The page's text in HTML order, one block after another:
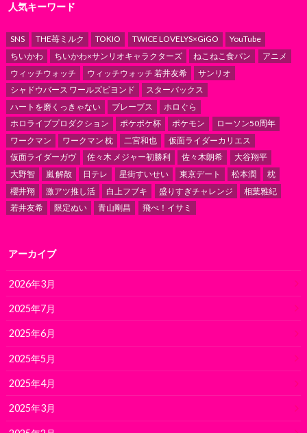
人気キーワード
SNS THE苺ミルク TOKIO TWICE LOVELYS×GiGO
YouTube
ちいかわ
ちいかわ×サンリオキャラクターズ ねこねこ食パン
アニメ
ウィッチウォッチ
ウィッチウォッチ 若井友希
サンリオ
シャドウバース ワールズビヨンド
スターバックス
ハートを磨くっきゃない
ブレーブス
ホロぐら
ホロライブプロダクション
ポケポケ杯 ポケモン
ローソン50周年
ワークマン
ワークマン 枕 二宮和也
仮面ライダーカリエス
仮面ライダーガヴ
佐々木 メジャー初勝利 佐々木朗希
大谷翔平
大野智
嵐 解散 日テレ 星街すいせい 東京デート 松本潤
枕
櫻井翔
激アツ推し活 白上フブキ 盛りすぎチャレンジ
相葉雅紀
若井友希
限定ぬい 青山剛昌 飛べ！イサミ
アーカイブ
2026年3月
2025年7月
2025年6月
2025年5月
2025年4月
2025年3月